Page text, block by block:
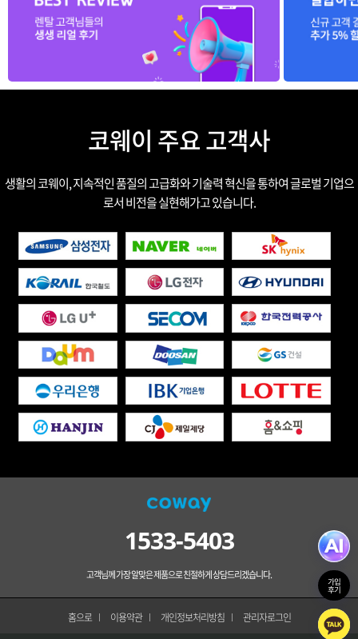
코웨이 주요 고객사
생활의 코웨이, 지속적인 품질의 고급화와 기술력 혁신을 통하여 글로벌 기업으
로서 비전을 실현해가고 있습니다.
1533-5403
고객님께 가장 알맞은 제품으로 친절하게 상담드리겠습니다.
홈으로 이용약관 개인정보처리방침 관리자로그인
가입
후기